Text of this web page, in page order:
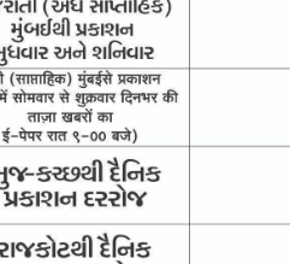
પામેલા દિવંગતોને મોરારિબાપુની
રોલમોડેલ